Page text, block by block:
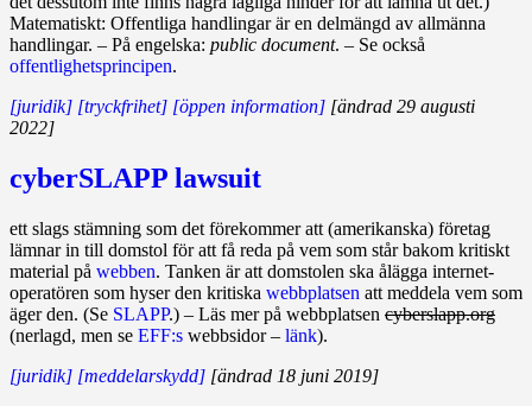
Matematiskt: Offentliga handlingar är en delmängd av allmänna
handlingar. – På engelska: public document. – Se också
offentlighetsprincipen.
[juridik] [tryckfrihet] [öppen information] [ändrad 29 augusti
2022]
cyberSLAPP lawsuit
ett slags stämning som det förekommer att (amerikanska) företag
lämnar in till dom­stol för att få reda på vem som står bakom kritiskt
material på webben. Tanken är att domstolen ska ålägga internet­
operatören som hyser den kritiska webbplatsen att med­dela vem som
äger den. (Se SLAPP.) – Läs mer på webbplatsen cyberslapp.org
(nerlagd, men se EFF:s webbsidor – länk).
[juridik] [meddelarskydd] [ändrad 18 juni 2019]